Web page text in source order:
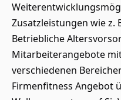
Zusatzleistungen wie z.
Betriebliche
Mitarbeiterangebote
verschiedenen
Firmenfitness Angebot